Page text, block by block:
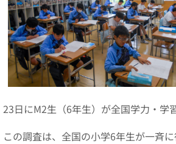
23日にM2生（6年生）が全国学力・学
この調査は、全国の小学6年生が一斉に